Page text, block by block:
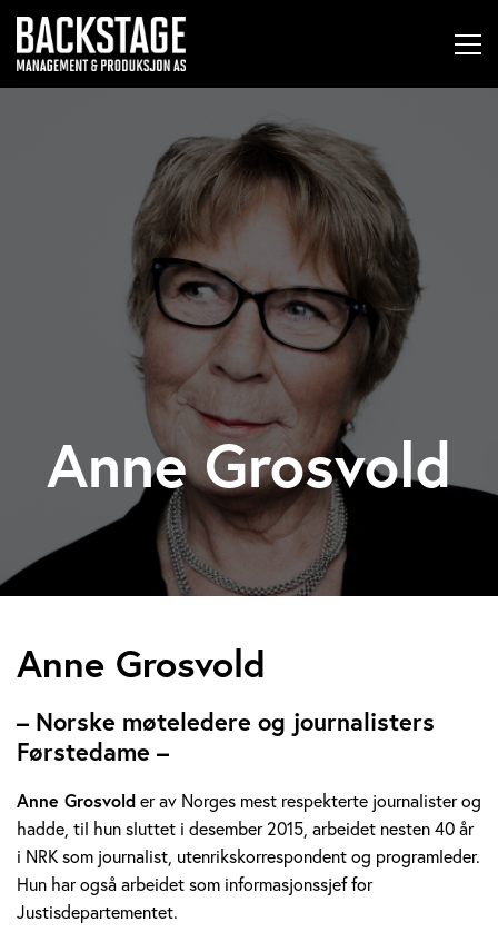
Anne Grosvold
A
n
n
e
G
r
Anne Grosvold
– Norske møteledere og journalisters
Førstedame –
Anne Grosvolder av Norges mest respekterte journalister og
hadde, til hun sluttet i desember 2015, arbeidet nesten 40 år
i NRK som journalist, utenrikskorrespondent og programleder.
Hun har også arbeidet som informasjonssjef for
Justisdepartementet.